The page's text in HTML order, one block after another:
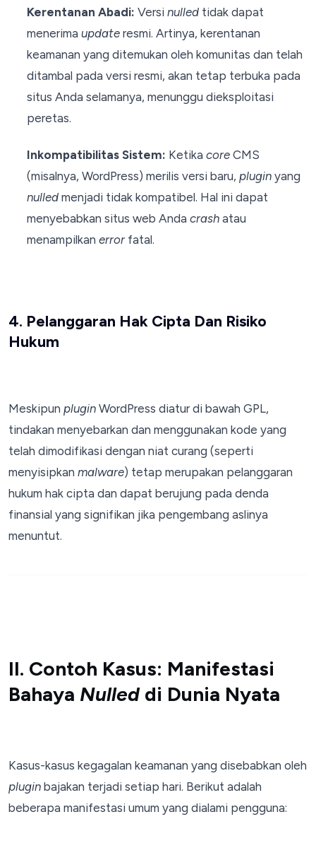
Kerentanan Abadi: Versi nulledtidak dapat
menerima updateresmi. Artinya, kerentanan
keamanan yang ditemukan oleh komunitas dan telah
ditambal pada versi resmi, akan tetap terbuka pada
situs Anda selamanya, menunggu dieksploitasi
peretas.
Inkompatibilitas Sistem: Ketika coreCMS
(misalnya, WordPress) merilis versi baru, pluginyang
nulledmenjadi tidak kompatibel. Hal ini dapat
menyebabkan situs web Anda crashatau
menampilkan errorfatal.
4. Pelanggaran Hak Cipta Dan Risiko
Hukum
Meskipun plugin WordPress diatur di bawah GPL,
tindakan menyebarkan dan menggunakan kode yang
telah dimodifikasi dengan niat curang (seperti
menyisipkan malware) tetap merupakan pelanggaran
hukum hak cipta dan dapat berujung pada denda
finansial yang signifikan jika pengembang aslinya
menuntut.
II. Contoh Kasus: Manifestasi
Bahaya Nulleddi Dunia Nyata
Kasus-kasus kegagalan keamanan yang disebabkan oleh
plugin bajakan terjadi setiap hari. Berikut adalah
beberapa manifestasi umum yang dialami pengguna: